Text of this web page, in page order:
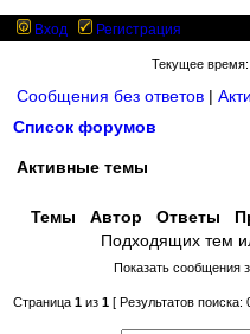
Вход Регистрация
Текущее время:
Сообщения без ответов |
Список форумов
Активные темы
Темы Автор Ответы
Подходящих тем
Показать сообщения
Страница 1 из 1 [ Результатов поиска: